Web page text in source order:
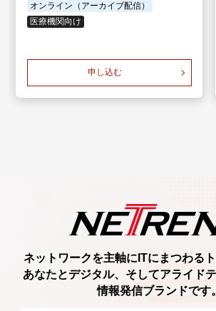
オンライン（アーカイブ配信）
医療機関向け
申し込む
ネットワークを主軸に ITにまつわる
あなたとデジタル、 そしてアライド
情報発信ブランドです。